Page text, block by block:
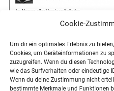
Cookie-
Um dir ein optimales Erlebnis zu
Cookies, um Geräteinformationen zu
zuzugreifen. Wenn du diesen
wie das Surfverhalten oder eindeutige
Wenn du deine Zustimmung nicht
bestimmte Merkmale und Funktionen